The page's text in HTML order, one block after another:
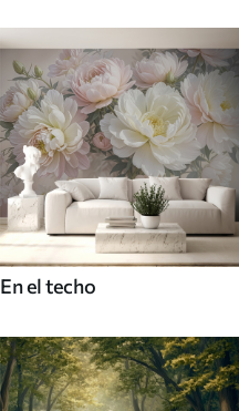
En el techo